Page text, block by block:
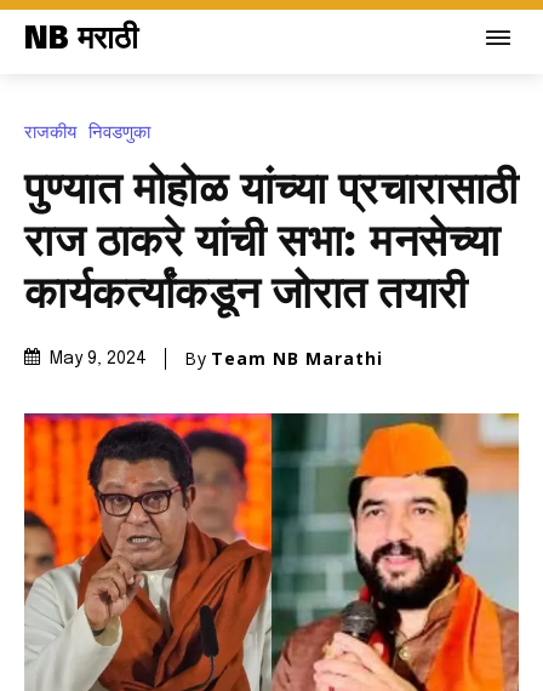
NB मराठी
राजकीय निवडणुका
पुण्यात मोहोळ यांच्या प्रचारासाठी
राज ठाकरे यांची सभा: मनसेच्या
कार्यकर्त्यांकडून जोरात तयारी
May 9, 2024 By Team NB Marathi